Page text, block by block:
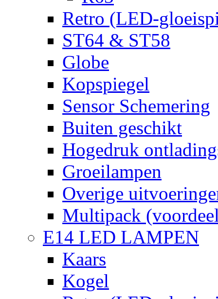
Retro (LED-
ST64 & ST58
Globe
Kopspiegel
Sensor Schemering
Buiten geschikt
Hogedruk
Groeilampen
Overige
Multipack
E14 LED LAMPEN
Kaars
Kogel